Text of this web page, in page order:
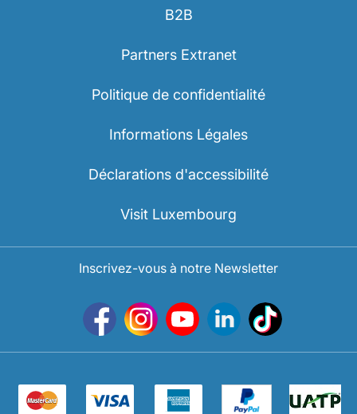
B2B
Partners Extranet
Politique de confidentialité
Informations Légales
Déclarations d'accessibilité
Visit Luxembourg
Inscrivez-vous à notre Newsletter